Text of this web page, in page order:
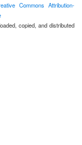
Commons Attribution-
copied, and distributed